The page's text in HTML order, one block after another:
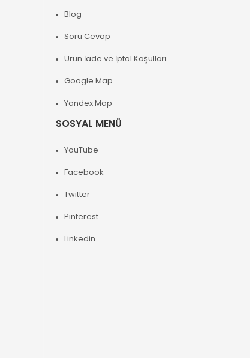
Blog
Soru Cevap
Ürün İade ve İptal Koşulları
Google Map
Yandex Map
SOSYAL MENÜ
YouTube
Facebook
Twitter
Pinterest
Linkedin